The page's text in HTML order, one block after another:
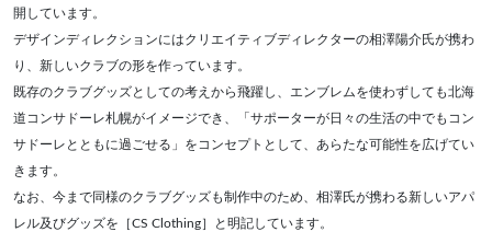
開しています。
デザインディレクションにはクリエイティブディレクターの相澤陽介氏が携わ
り、新しいクラブの形を作っています。
既存のクラブグッズとしての考えから飛躍し、エンブレムを使わずしても北海
道コンサドーレ札幌がイメージでき、「サポーターが日々の生活の中でもコン
サドーレとともに過ごせる」をコンセプトとして、あらたな可能性を広げてい
きます。
なお、今まで同様のクラブグッズも制作中のため、相澤氏が携わる新しいアパ
レル及びグッズを［CS Clothing］と明記しています。